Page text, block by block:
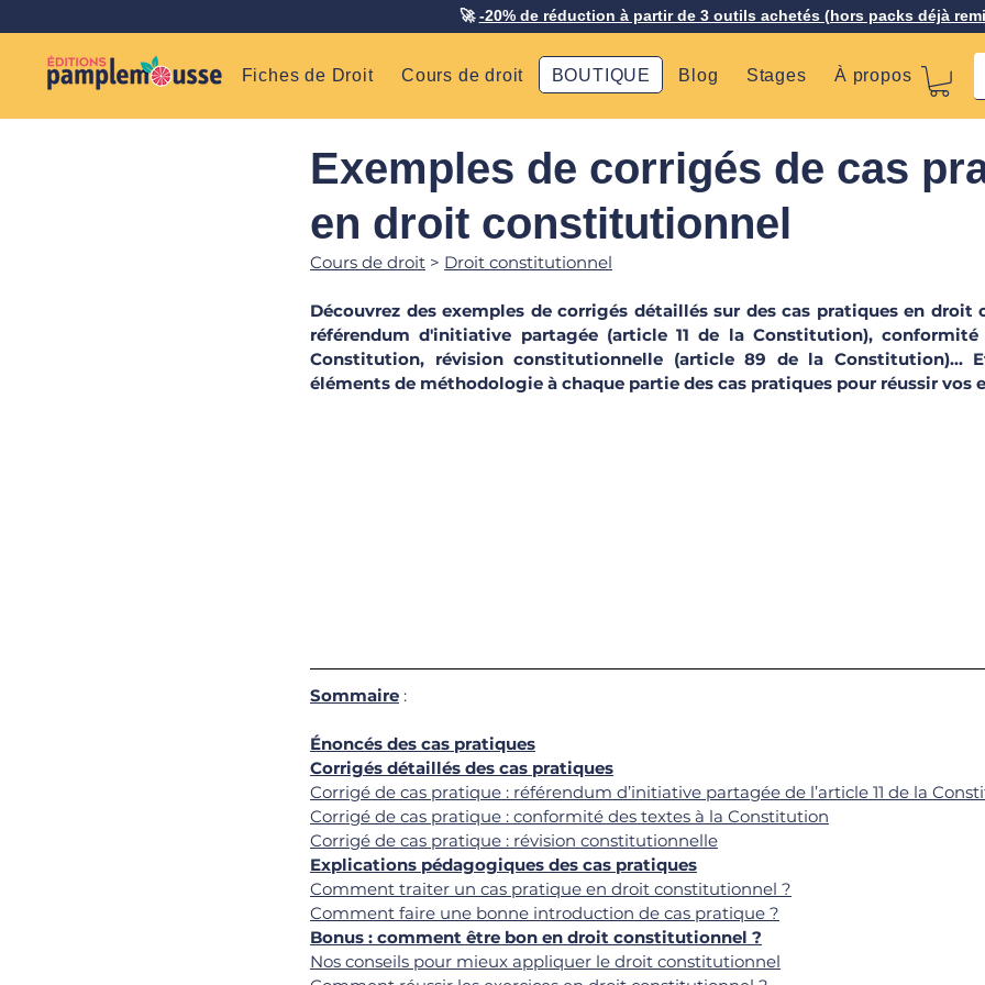
🚀-20% de réduction à partir de 3 outils achetés (hors packs déjà
Fiches de Droit Cours de droit BOUTIQUE Blog Stages À propos
Exemples de corrigés de cas
en droit constitutionnel
Cours de droit > Droit constitutionnel
Découvrez des exemples de corrigés détaillés sur des cas pratiques en
référendum d'initiative partagée (article 11 de la Constitution),
Constitution, révision constitutionnelle (article 89 de la Constitution)...
éléments de méthodologie à chaque partie des cas pratiques pour réussir vos
Sommaire :
Énoncés des cas pratiques
Corrigés détaillés des cas pratiques
Corrigé de cas pratique : référendum d’initiative partagée de l’article 11 de la
Corrigé de cas pratique : conformité des textes à la Constitution
Corrigé de cas pratique : révision constitutionnelle
Explications pédagogiques des cas pratiques
Comment traiter un cas pratique en droit constitutionnel ?
Comment faire une bonne introduction de cas pratique ?
Bonus : comment être bon en droit constitutionnel ?
Nos conseils pour mieux appliquer le droit constitutionnel